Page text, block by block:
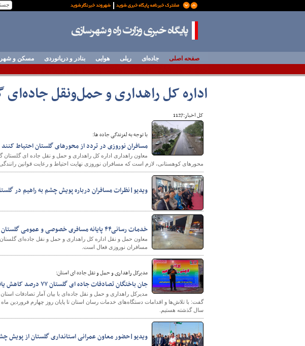
پایگاه خبری وزارت راه و
صفحه اصلی جاده‌ای ریلی هوایی بنادر و دریانوردی مسکن و
اداره کل راهداری و حمل‌ونقل جاده‌ای
کل اخبار:1127
با توجه به لغزندگی جاده ها:
مسافران نوروزی در تردد از محورهای گلستان احتیاط کنند
معاون راهداری اداره کل راهداری و حمل و نقل جاده ای گلستان
محورهای کوهستانی، لازم است که مسافران نوروزی نهایت احتیاط و رعایت قوانین رانندگی
ویدیو|نظرات مسافران درباره پویش چشم به راهیم در
خدمات رسانی۴۴ پایانه مسافری خصوصی و عمومی گلستان به مسافران نوروزی
مسافران نوروزی فعال است.
مدیرکل راهداری و حمل و نقل جاده ای استان:
جان باختگان تصادفات جاده ای گلستان ۷۷ درصد کاهش یافت
سال گذشته هستیم.
ویدیو|حضور معاون عمرانی استانداری گلستان از پویش